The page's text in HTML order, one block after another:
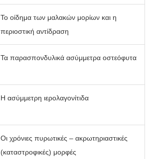
Το οίδημα των μαλακών μορίων και η
περιοστική αντίδραση
Τα παρασπονδυλικά ασύμμετρα οστεόφυτα
Η ασύμμετρη ιερολαγονίτιδα
Οι χρόνιες πυρωτικές – ακρωτηριαστικές
(καταστροφικές) μορφές